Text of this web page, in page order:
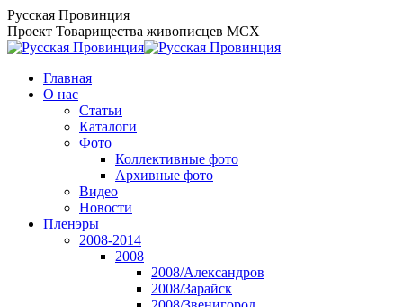
Перейти
к
содержанию
Русская Провинция
Проект Товарищества живописцев МСХ
Главная
О нас
Статьи
Каталоги
Фото
Коллективные фото
Архивные фото
Видео
Новости
Пленэры
2008-2014
2008
2008/Александров
2008/Зарайск